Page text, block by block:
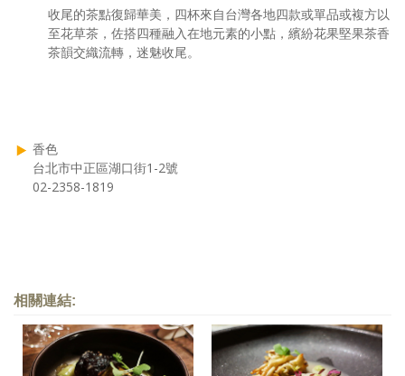
收尾的茶點復歸華美，四杯來自台灣各地四款或單品或複方以
至花草茶，佐搭四種融入在地元素的小點，繽紛花果堅果茶香
茶韻交織流轉，迷魅收尾。
香色
台北市中正區湖口街1-2號
02-2358-1819
相關連結: